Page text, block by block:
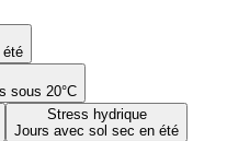
été
sous 20°C
Stress hydrique
Jours avec sol sec en été